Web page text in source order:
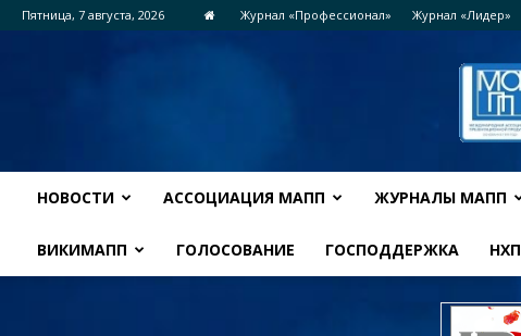
Пятница, 7 августа, 2026 Журнал «Профессионал» Журнал «Лидер»
НОВОСТИ АССОЦИАЦИЯ МАПП ЖУРНАЛЫ МАПП
ВИКИМАПП ГОЛОСОВАНИЕ ГОСПОДДЕРЖКА НХП